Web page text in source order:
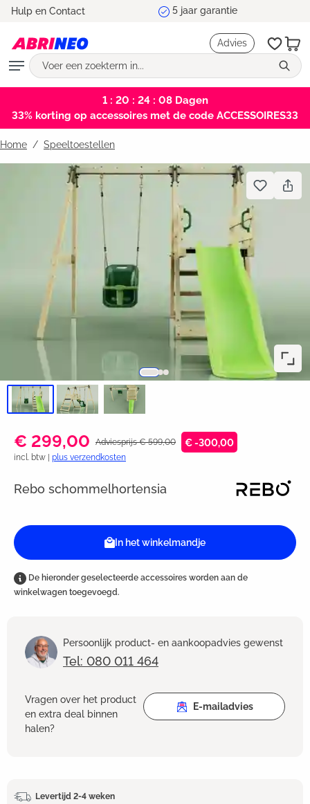
Hulp en Contact Marktleider en testwinnaar
Advies
1 : 20 : 24 : 08Dagen
33% korting op accessoires met de code ACCESSOIRES33
Home Speeltoestellen
Bildergalerie überspringen
€ 299,00 Adviesprijs € 599,00 € -300,00
incl. btw | plus verzendkosten
Rebo schommelhortensia
In het winkelmandje
De hieronder geselecteerde accessoires worden aan de
winkelwagen toegevoegd.
Persoonlijk product- en aankoopadvies gewenst
Tel: 080 011 464
Vragen over het product
en extra deal binnen
halen?
E-mailadvies
Levertijd 2-4 weken